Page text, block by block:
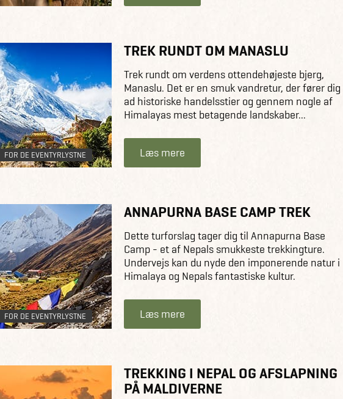
FOR DE EVENTYRLYSTNE
TREK RUNDT OM MANASLU
Trek rundt om verdens ottendehøjeste bjerg,
Manaslu. Det er en smuk vandretur, der fører dig
ad historiske handelsstier og gennem nogle af
Himalayas mest betagende landskaber...
Læs mere
FOR DE EVENTYRLYSTNE
ANNAPURNA BASE CAMP TREK
Dette turforslag tager dig til Annapurna Base
Camp - et af Nepals smukkeste trekkingture.
Undervejs kan du nyde den imponerende natur i
Himalaya og Nepals fantastiske kultur.
Læs mere
TREKKING I NEPAL OG AFSLAPNING
PÅ MALDIVERNE